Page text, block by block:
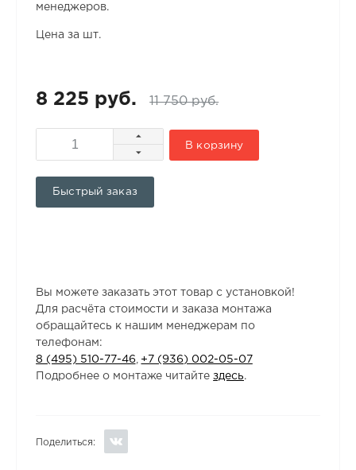
менеджеров.
Цена за шт.
8 225 руб. 11 750 руб.
В корзину
Быстрый заказ
Вы можете заказать этот товар с установкой!
Для расчёта стоимости и заказа монтажа
обращайтесь к нашим менеджерам по
телефонам:
8 (495) 510-77-46
+7 (936) 002-05-07
Подробнее о монтаже читайтездесь.
Поделиться: